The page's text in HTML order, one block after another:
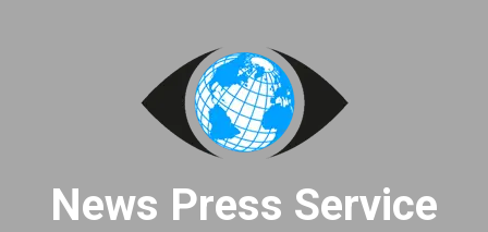
News Press Service